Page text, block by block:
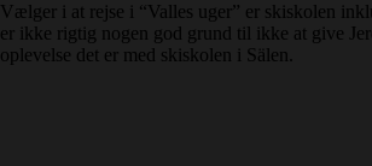
Vælger i at rejse i “Valles uger” er skiskolen
er ikke rigtig nogen god grund til ikke at give
oplevelse det er med skiskolen i Sälen.